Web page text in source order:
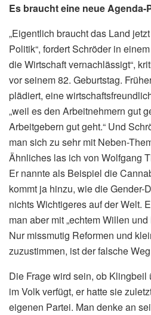
Es braucht eine neue Agenda-
„Eigentlich braucht das Land
Politik“, fordert Schröder in
die Wirtschaft vernachlässigt“,
vor seinem 82. Geburtstag.
plädiert, eine
„weil es den Arbeitnehmern gut
Arbeitgebern gut geht.“ Und
man sich zu sehr mit Neben-
Ähnliches las ich von Wolfgang
Er nannte als Beispiel die
kommt ja hinzu, wie die Gender-
nichts Wichtigeres auf der Welt.
man aber mit „echtem Willen
Nur missmutig Reformen und
zuzustimmen, ist der falsche
Die Frage wird sein, ob Klingbeil
im Volk verfügt, er hatte sie
eigenen Partei. Man denke an